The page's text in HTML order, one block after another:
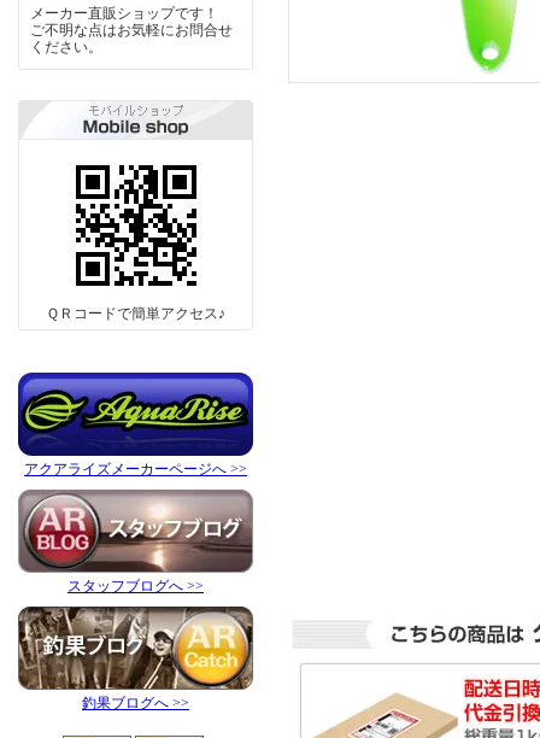
メーカー直販ショップです！
ご不明な点はお気軽にお問合せ
ください。
ＱＲコードで簡単アクセス♪
アクアライズメーカーページへ >>
スタッフブログへ >>
釣果ブログへ >>